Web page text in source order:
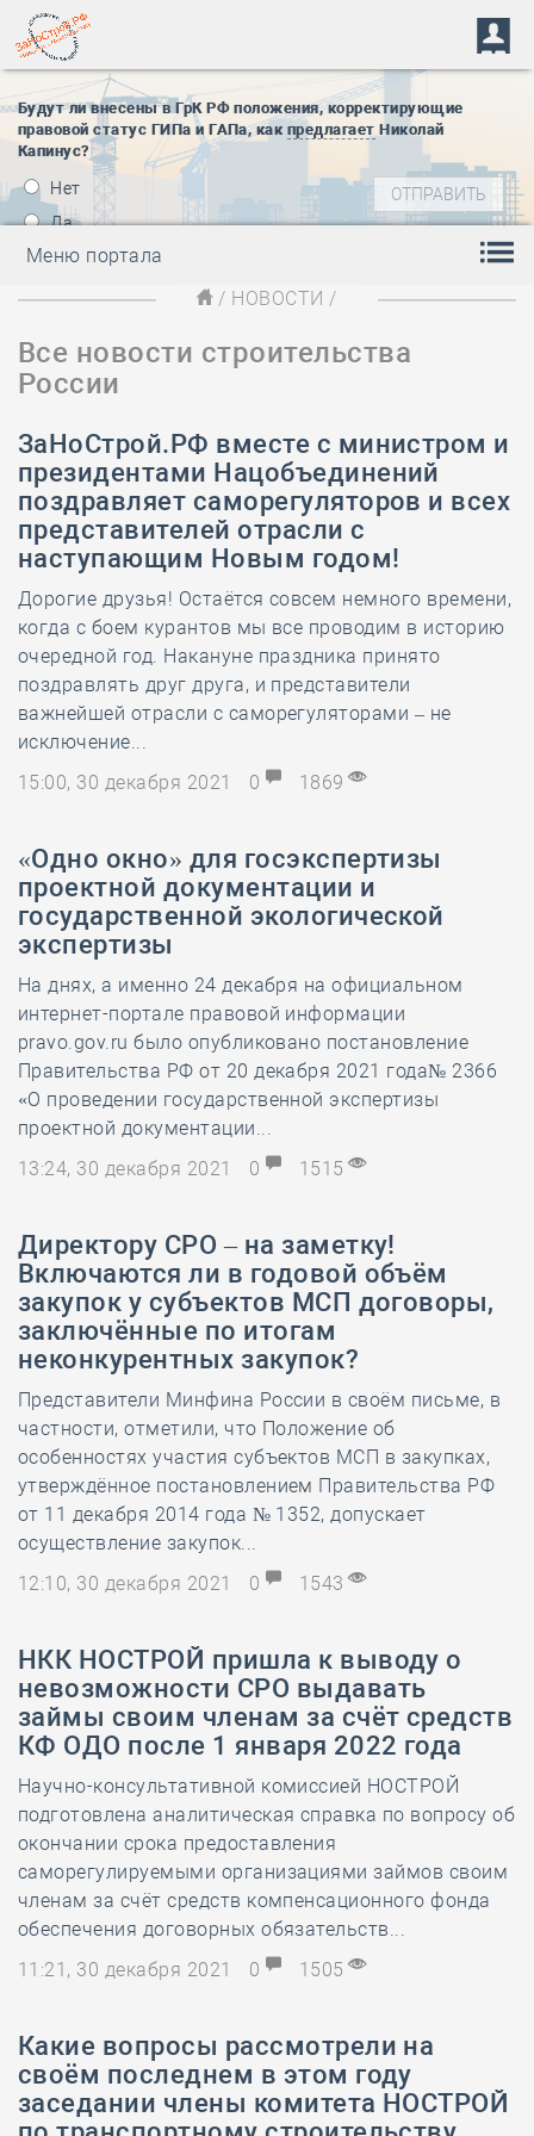
Будут ли внесены в ГрК РФ положения, корректирующие
правовой статус ГИПа и ГАПа, как предлагает Николай
Капинус?
Нет
Да
Меню портала
/ НОВОСТИ /
Все новости строительства
России
ЗаНоСтрой.РФ вместе с министром и
президентами Нацобъединений
поздравляет саморегуляторов и всех
представителей отрасли с
наступающим Новым годом!
Дорогие друзья! Остаётся совсем немного времени,
когда с боем курантов мы все проводим в историю
очередной год. Накануне праздника принято
поздравлять друг друга, и представители
важнейшей отрасли с саморегуляторами – не
исключение...
15:00, 30 декабря 2021
0 1869
«Одно окно» для госэкспертизы
проектной документации и
государственной экологической
экспертизы
На днях, а именно 24 декабря на официальном
интернет-портале правовой информации
pravo.gov.ru было опубликовано постановление
Правительства РФ от 20 декабря 2021 года№ 2366
«О проведении государственной экспертизы
проектной документации...
13:24, 30 декабря 2021
0 1515
Директору СРО – на заметку!
Включаются ли в годовой объём
закупок у субъектов МСП договоры,
заключённые по итогам
неконкурентных закупок?
Представители Минфина России в своём письме, в
частности, отметили, что Положение об
особенностях участия субъектов МСП в закупках,
утверждённое постановлением Правительства РФ
от 11 декабря 2014 года № 1352, допускает
осуществление закупок...
12:10, 30 декабря 2021
0 1543
НКК НОСТРОЙ пришла к выводу о
невозможности СРО выдавать
займы своим членам за счёт средств
КФ ОДО после 1 января 2022 года
Научно-консультативной комиссией НОСТРОЙ
подготовлена аналитическая справка по вопросу об
окончании срока предоставления
саморегулируемыми организациями займов своим
членам за счёт средств компенсационного фонда
обеспечения договорных обязательств...
11:21, 30 декабря 2021
0 1505
Какие вопросы рассмотрели на
своём последнем в этом году
заседании члены комитета НОСТРОЙ